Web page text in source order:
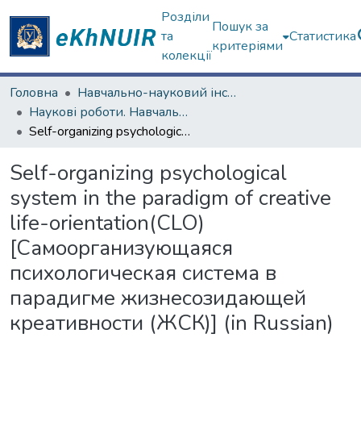
Розділи
та
колекції
Пошук за
критеріями
Статистика
Головна
Навчально-науковий інститут "Каразінський інститут міжнародних відносин та туристичного бізнесу"
Наукові роботи. Навчально-науковий інститут "Каразінський інститут міжнародних відносин та туристичного бізнесу"
Self-organizing psychological system in the paradigm of creative life-orientation(CLO) [Самоорганизующаяся психологическая система в парадигме жизнесозидающей креативности (ЖСК)] (in Russian)
Self-organizing psychological
system in the paradigm of creative
life-orientation(CLO)
[Самоорганизующаяся
психологическая система в
парадигме жизнесозидающей
креативности (ЖСК)] (in Russian)